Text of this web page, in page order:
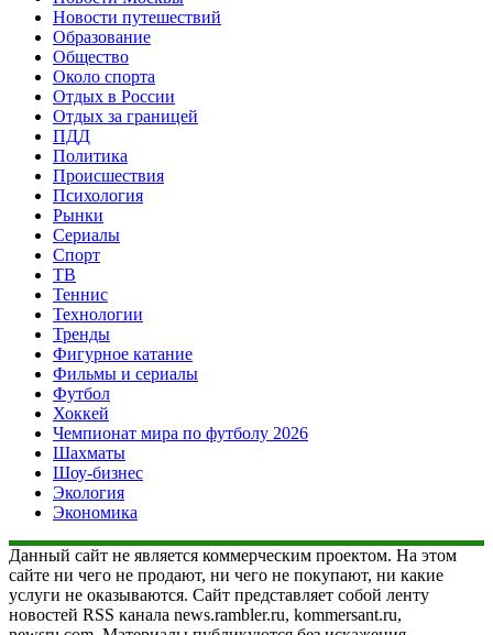
Новости путешествий
Образование
Общество
Около спорта
Отдых в России
Отдых за границей
ПДД
Политика
Происшествия
Психология
Рынки
Сериалы
Спорт
ТВ
Теннис
Технологии
Тренды
Фигурное катание
Фильмы и сериалы
Футбол
Хоккей
Чемпионат мира по футболу 2026
Шахматы
Шоу-бизнес
Экология
Экономика
Данный сайт не является коммерческим проектом. На этом
сайте ни чего не продают, ни чего не покупают, ни какие
услуги не оказываются. Сайт представляет собой ленту
новостей RSS канала news.rambler.ru, kommersant.ru,